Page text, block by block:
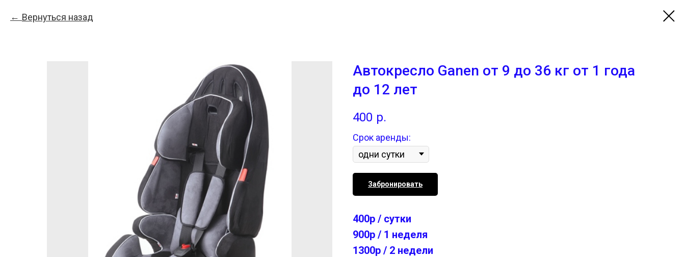
Вернуться назад
Автокресло Ganen от 9 до 36 кг от 1 года
до 12 лет
400 р.
Срок аренды:
Забронировать
400р / сутки
900р / 1 неделя
1300р / 2 недели